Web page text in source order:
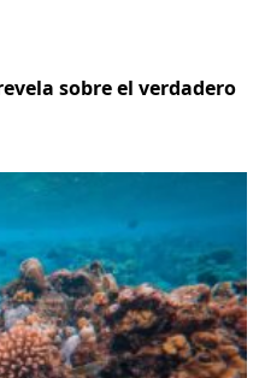
sobre el verdadero